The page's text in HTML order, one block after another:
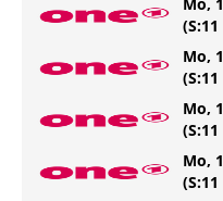
(S:11
Mo,
(S:11
Mo,
(S:11
Mo,
(S:11